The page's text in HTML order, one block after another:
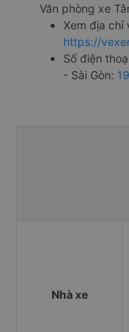
Văn phòng xe
Xem địa chỉ
https://
Số điện
- Sài Gòn:
Nhà xe